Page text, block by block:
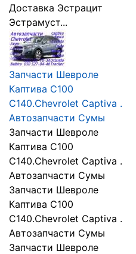
Доставка Эстрацит
Эстрамуст...
Запчасти Шевроле
Каптива С100
С140.Chevrolet Captiva .
Автозапчасти Сумы
Запчасти Шевроле
Каптива С100
С140.Chevrolet Captiva .
Автозапчасти Сумы
Запчасти Шевроле
Каптива С100
С140.Chevrolet Captiva .
Автозапчасти Сумы
Запчасти Шевроле